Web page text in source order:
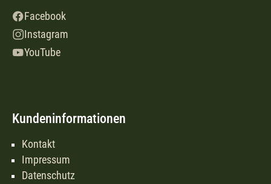
Facebook
Instagram
YouTube
Kundeninformationen
Kontakt
Impressum
Datenschutz